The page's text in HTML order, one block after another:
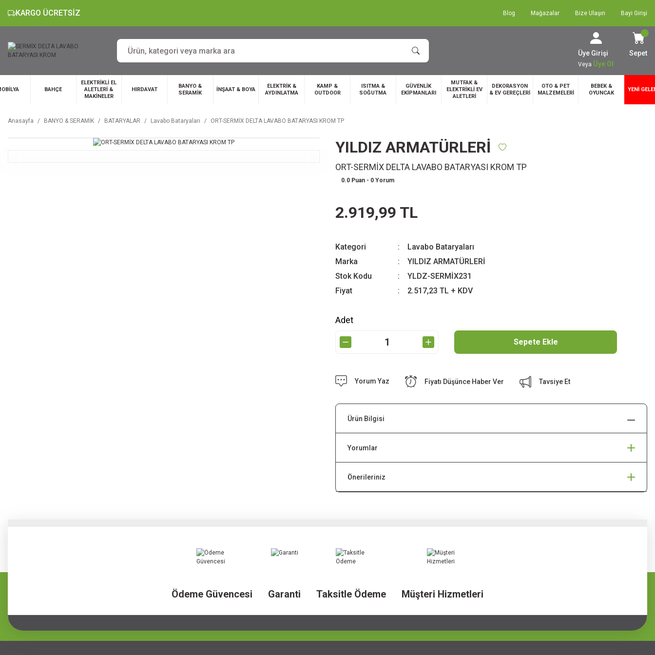
KARGO ÜCRETSİZ Blog Mağazalar Bize Ulaşın Bayi Girişi
Üye Girişi
Veya Üye Ol
Sepet
BAHÇE
ELEKTRİKLİ EL
ALETLERİ &
MAKİNELER
HIRDAVAT
BANYO &
SERAMİK
İNŞAAT & BOYA
ELEKTRİK &
AYDINLATMA
KAMP &
OUTDOOR
ISITMA &
SOĞUTMA
GÜVENLİK
EKİPMANLARI
MUTFAK &
ELEKTRİKLİ EV
ALETLERİ
DEKORASYON
& EV GEREÇLERİ
OTO & PET
MALZEMELERİ
BEBEK &
OYUNCAK
YENİ
Anasayfa BANYO & SERAMİK BATARYALAR Lavabo Bataryaları ORT-SERMİX DELTA LAVABO BATARYASI KROM TP
YILDIZ ARMATÜRLERİ
ORT-SERMİX DELTA LAVABO BATARYASI KROM TP
0.0 Puan - 0 Yorum
2.919,99 TL
Kategori
Lavabo Bataryaları
Marka
YILDIZ ARMATÜRLERİ
Stok Kodu
YLDZ-SERMİX231
Fiyat
2.517,23 TL + KDV
Adet
Sepete Ekle
Yorum Yaz Fiyatı Düşünce Haber Ver Tavsiye Et
Ürün Bilgisi
Yorumlar
Önerileriniz
Ödeme Güvencesi Garanti Taksitle Ödeme Müşteri Hizmetleri